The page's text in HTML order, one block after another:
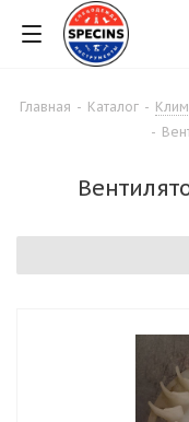
Главная - Каталог -
-